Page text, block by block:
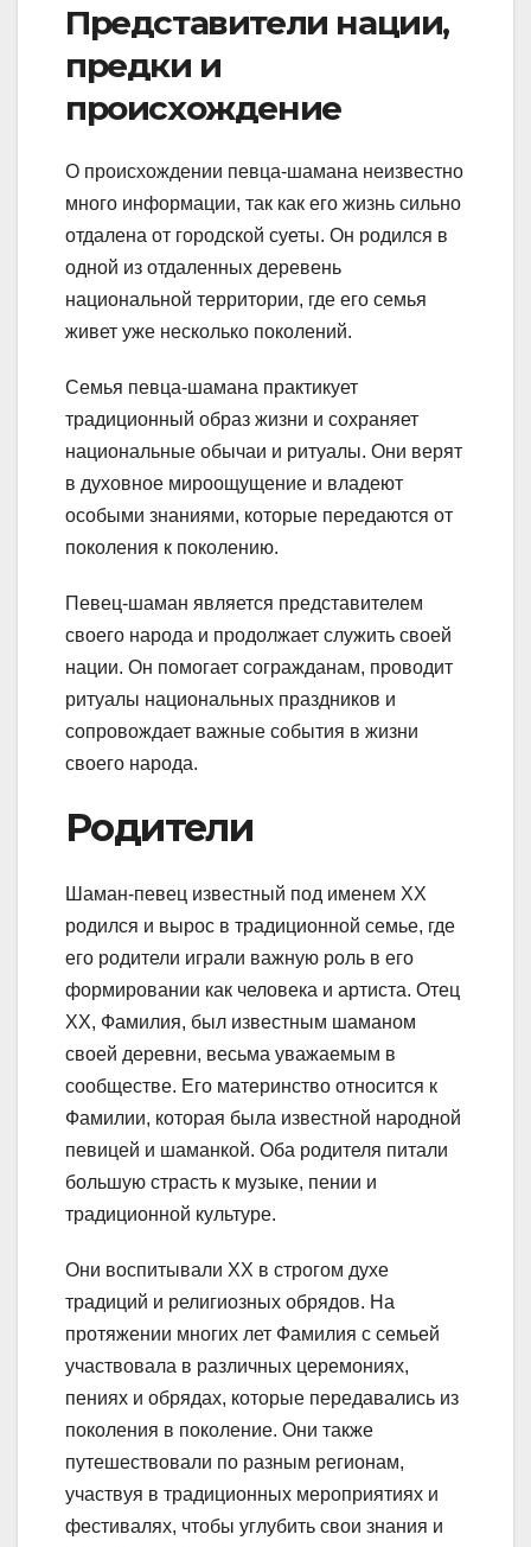
Представители нации,
предки и
происхождение
О происхождении певца-шамана неизвестно
много информации, так как его жизнь сильно
отдалена от городской суеты. Он родился в
одной из отдаленных деревень
национальной территории, где его семья
живет уже несколько поколений.
Семья певца-шамана практикует
традиционный образ жизни и сохраняет
национальные обычаи и ритуалы. Они верят
в духовное мироощущение и владеют
особыми знаниями, которые передаются от
поколения к поколению.
Певец-шаман является представителем
своего народа и продолжает служить своей
нации. Он помогает согражданам, проводит
ритуалы национальных праздников и
сопровождает важные события в жизни
своего народа.
Родители
Шаман-певец известный под именем XX
родился и вырос в традиционной семье, где
его родители играли важную роль в его
формировании как человека и артиста. Отец
XX, Фамилия, был известным шаманом
своей деревни, весьма уважаемым в
сообществе. Его материнство относится к
Фамилии, которая была известной народной
певицей и шаманкой. Оба родителя питали
большую страсть к музыке, пении и
традиционной культуре.
Они воспитывали XX в строгом духе
традиций и религиозных обрядов. На
протяжении многих лет Фамилия с семьей
участвовала в различных церемониях,
пениях и обрядах, которые передавались из
поколения в поколение. Они также
путешествовали по разным регионам,
участвуя в традиционных мероприятиях и
фестивалях, чтобы углубить свои знания и